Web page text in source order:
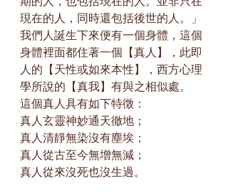
現在的人，同時還包括後世的人。」
我們人誕生下來便有一個身體，這個
身體裡面都住著一個【真人】，此即
人的【天性或如來本性】，西方心理
學所說的【真我】有與之相似處。
這個真人具有如下特徵：
真人玄靈神妙通天徹地；
真人清靜無染沒有塵埃；
真人從古至今無增無減；
真人從來沒死也沒生過。